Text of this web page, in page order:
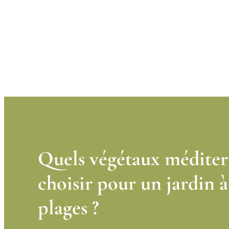
Quels végétaux
choisir pour un jardin
plages ?